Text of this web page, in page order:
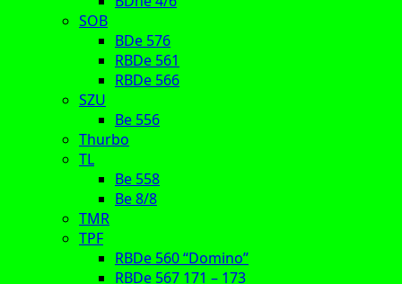
SOB
BDe 576
RBDe 561
RBDe 566
SZU
Be 556
Thurbo
TL
Be 558
Be 8/8
TMR
TPF
RBDe 560 “Domino”
RBDe 567 171 – 173